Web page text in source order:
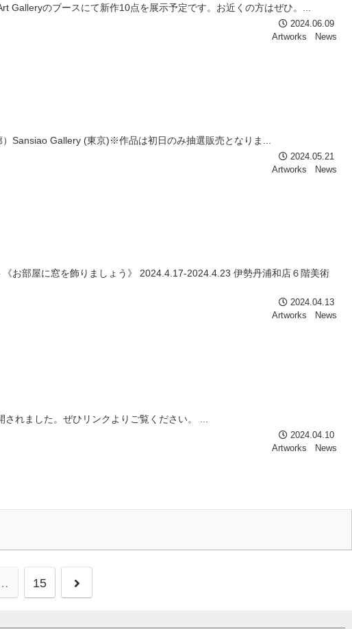
Galleryのブースにて新作10点を展示予定です。お近くの方はぜひ。...
2024.06.09
Artworks
News
Sansiao Gallery (東京)※作品は初日のみ抽選販売となりま...
2024.05.21
Artworks
News
お部屋に窓を飾りましょう》 2024.4.17-2024.4.23 伊勢丹浦和店６階美術
2024.04.13
Artworks
News
れました。ぜひリンクよりご覧ください。 ...
2024.04.10
Artworks
News
15